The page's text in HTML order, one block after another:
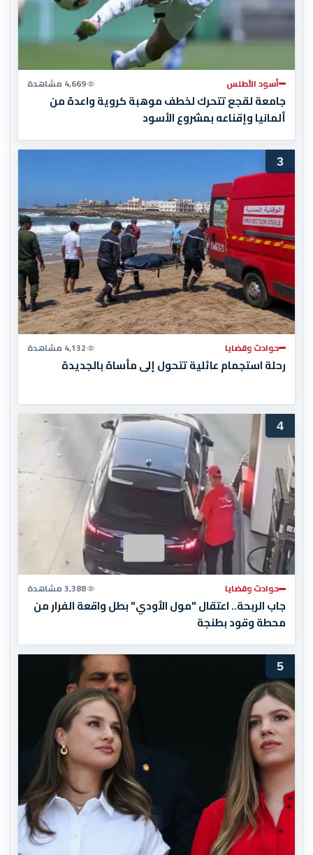
أسود الأطلس 4,669 مشاهدة
جامعة لقجع تتحرك لخطف موهبة كروية واعدة من
ألمانيا وإقناعه بمشروع الأسود
3
حوادث وقضايا 4,132 مشاهدة
رحلة استجمام عائلية تتحول إلى مأساة بالجديدة
4
حوادث وقضايا 3,388 مشاهدة
جاب الربحة.. اعتقال "مول الأودي" بطل واقعة الفرار من
محطة وقود بطنجة
5